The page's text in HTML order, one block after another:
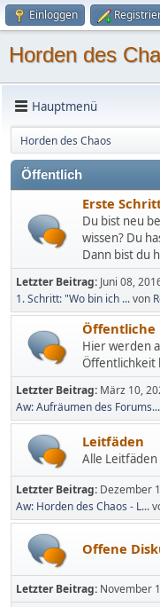
Einloggen
Horden des
Hauptmenü
Horden des Chaos
Öffentlich
Erste
Du bist neu
wissen? Du
Dann bist du
Letzter Beitrag: Juni 08,
1. Schritt: "Wo bin ich ...von
Öffentliche
Hier werden
Öffentlichkeit
Letzter Beitrag: März 10,
Aw: Aufräumen des Forums...
Leitfäden
Alle Leitfäden
Letzter Beitrag: Dezember
Aw: Horden des Chaos - L...
Offene
Letzter Beitrag: November